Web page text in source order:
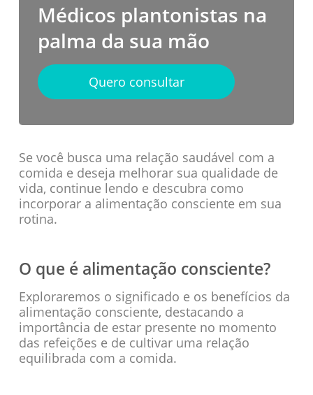
Médicos plantonistas na
palma da sua mão
Quero consultar
Se você busca uma relação saudável com a
comida e deseja melhorar sua qualidade de
vida, continue lendo e descubra como
incorporar a alimentação consciente em sua
rotina.
O que é alimentação consciente?
Exploraremos o significado e os benefícios da
alimentação consciente, destacando a
importância de estar presente no momento
das refeições e de cultivar uma relação
equilibrada com a comida.